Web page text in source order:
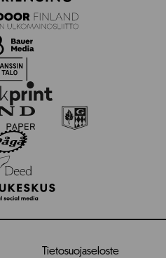
Tietosuojaseloste